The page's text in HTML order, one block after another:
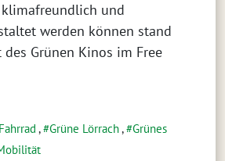
und
werden können stand
Grünen Kinos im Free
Fahrrad , Grüne Lörrach, Grünes